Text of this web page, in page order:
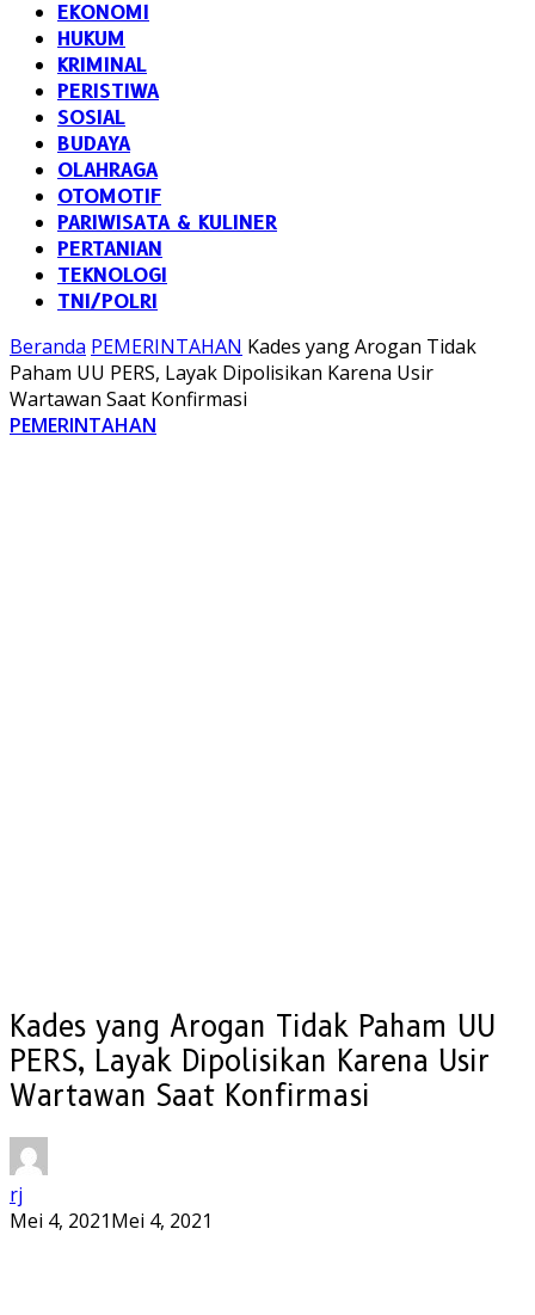
EKONOMI
HUKUM
KRIMINAL
PERISTIWA
SOSIAL
BUDAYA
OLAHRAGA
OTOMOTIF
PARIWISATA & KULINER
PERTANIAN
TEKNOLOGI
TNI/POLRI
Beranda PEMERINTAHAN Kades yang Arogan Tidak
Paham UU PERS, Layak Dipolisikan Karena Usir
Wartawan Saat Konfirmasi
PEMERINTAHAN
Kades yang Arogan Tidak Paham UU
PERS, Layak Dipolisikan Karena Usir
Wartawan Saat Konfirmasi
rj
Mei 4, 2021Mei 4, 2021